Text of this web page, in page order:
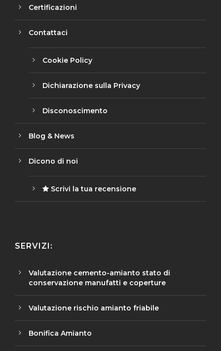
Certificazioni
Contattaci
Cookie Policy
Dichiarazione sulla Privacy
Disconoscimento
Blog & News
Dicono di noi
Scrivi la tua recensione
SERVIZI:
Valutazione cemento-amianto stato di
conservazione manufatti e coperture
Valutazione rischio amianto friabile
Bonifica Amianto